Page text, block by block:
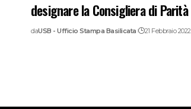
designare la Consigliera di
daUSB - Ufficio Stampa Basilicata 21 Febbraio 2022